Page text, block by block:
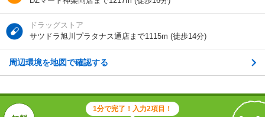
住所 北海道旭川市神楽岡十五条５
地図を見る
交通
道北バス/神楽岡１５条４丁目 歩2分
ＪＲ函館本線/旭川駅 歩45分
ドラッグストア
サツドラ旭川プラタナス通店まで1115m (徒歩14分)
周辺環境を地図で確認する
1分で完了！入力2項目！